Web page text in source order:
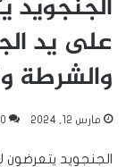
الجنجويد
على يد
والشرطة
مارس 12, 2024 0
الجنجويد